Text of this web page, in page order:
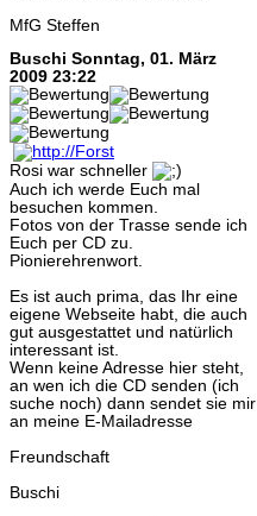
MfG Steffen
Buschi Sonntag, 01. März
2009 23:22
Rosi war schneller
Auch ich werde Euch mal
besuchen kommen.
Fotos von der Trasse sende ich
Euch per CD zu.
Pionierehrenwort.
Es ist auch prima, das Ihr eine
eigene Webseite habt, die auch
gut ausgestattet und natürlich
interessant ist.
Wenn keine Adresse hier steht,
an wen ich die CD senden (ich
suche noch) dann sendet sie mir
an meine E-Mailadresse
Freundschaft
Buschi